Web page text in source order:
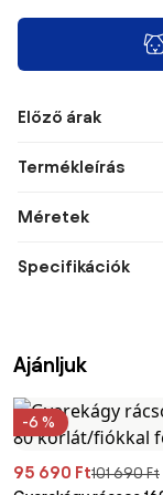
Előző árak
Termékleírás
Méretek
Specifikációk
Ajánljuk
-6 %
95 690 Ft101 690 Ft